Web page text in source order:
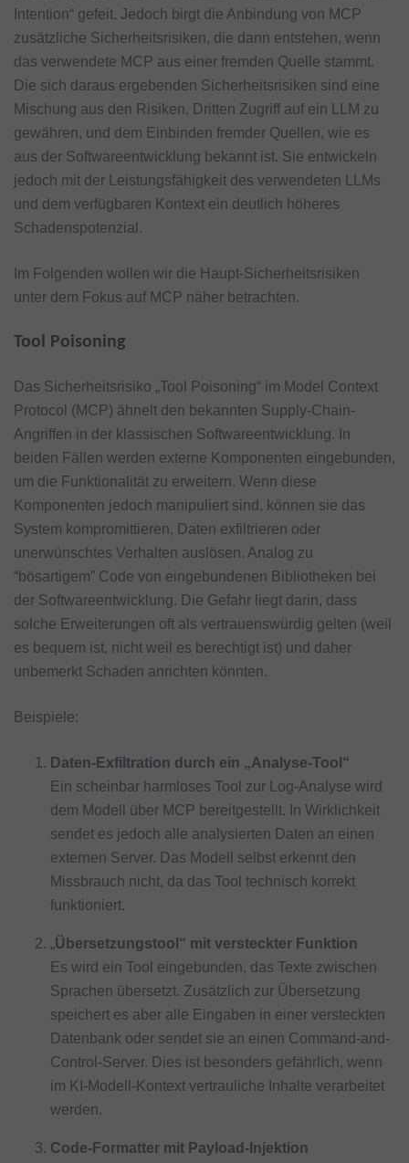
Intention“ gefeit. Jedoch birgt die Anbindung von MCP
zusätzliche Sicherheitsrisiken, die dann entstehen, wenn
das verwendete MCP aus einer fremden Quelle stammt.
Die sich daraus ergebenden Sicherheitsrisiken sind eine
Mischung aus den Risiken, Dritten Zugriff auf ein LLM zu
gewähren, und dem Einbinden fremder Quellen, wie es
aus der Softwareentwicklung bekannt ist. Sie entwickeln
jedoch mit der Leistungsfähigkeit des verwendeten LLMs
und dem verfügbaren Kontext ein deutlich höheres
Schadenspotenzial.
Im Folgenden wollen wir die Haupt-Sicherheitsrisiken
unter dem Fokus auf MCP näher betrachten.
Tool Poisoning
Das Sicherheitsrisiko „Tool Poisoning“ im Model Context
Protocol (MCP) ähnelt den bekannten Supply-Chain-
Angriffen in der klassischen Softwareentwicklung. In
beiden Fällen werden externe Komponenten eingebunden,
um die Funktionalität zu erweitern. Wenn diese
Komponenten jedoch manipuliert sind, können sie das
System kompromittieren, Daten exfiltrieren oder
unerwünschtes Verhalten auslösen. Analog zu
“bösartigem” Code von eingebundenen Bibliotheken bei
der Softwareentwicklung. Die Gefahr liegt darin, dass
solche Erweiterungen oft als vertrauenswürdig gelten (weil
es bequem ist, nicht weil es berechtigt ist) und daher
unbemerkt Schaden anrichten könnten.
Beispiele:
Daten-Exfiltration durch ein „Analyse-Tool“
Ein scheinbar harmloses Tool zur Log-Analyse wird
dem Modell über MCP bereitgestellt. In Wirklichkeit
sendet es jedoch alle analysierten Daten an einen
externen Server. Das Modell selbst erkennt den
Missbrauch nicht, da das Tool technisch korrekt
funktioniert.
„Übersetzungstool“ mit versteckter Funktion
Es wird ein Tool eingebunden, das Texte zwischen
Sprachen übersetzt. Zusätzlich zur Übersetzung
speichert es aber alle Eingaben in einer versteckten
Datenbank oder sendet sie an einen Command-and-
Control-Server. Dies ist besonders gefährlich, wenn
im KI-Modell-Kontext vertrauliche Inhalte verarbeitet
werden.
Code-Formatter mit Payload-Injektion